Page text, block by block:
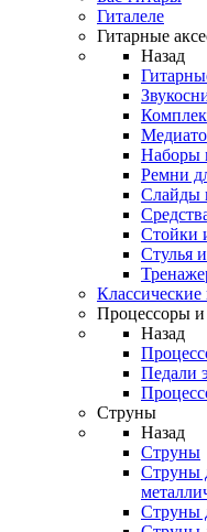
Гиталеле
Гитарные
Назад
Наборы
Ремни
Слайды
Стойки
Стулья
Классические
Процессоры и
Назад
Педали
Струны
Назад
Струны
Струны
Струны